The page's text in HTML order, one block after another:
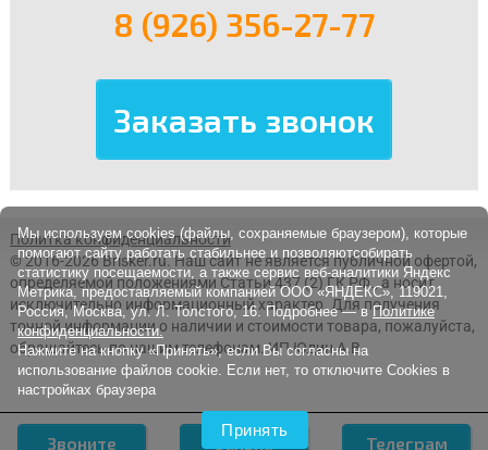
8 (926) 356-27-77
Политка конфиденциальности
© 2016-2026 Brisker.ru.Наш сайт не является публичной офертой,
определяемой положениями Статьи 437 (2) ГК РФ., а носит
исключительно информационный характер. Для получения
точной информации о наличии и стоимости товара, пожалуйста,
обращайтесь по нашим телефонам. ИП Юдин А.В.
Звоните Заявка Телеграм
Мы используем cookies (файлы, сохраняемые браузером), которые
помогают сайту работать стабильнее и позволяютсобирать
статистику посещаемости, а также сервис веб-аналитики Яндекс
Метрика, предоставляемый компанией ООО «ЯНДЕКС», 119021,
Россия, Москва, ул. Л. Толстого, 16. Подробнее — в Политике
конфиденциальности.
Нажмите на кнопку «Принять», если Вы согласны на
использование файлов cookie. Если нет, то отключите Cookies в
настройках браузера
Принять